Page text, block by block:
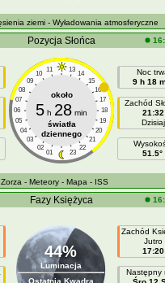
ziemi - Wyładowania atmosferyczne
Pozycja Słońca
11 13
10
14
09
15
08
16
07
17
06
18
05
19
04
20
03
21
02
22
01 23
około
5 h 28 min
światła
dziennego
Noc
9 h 18
Zachód
21:32
Dzisiaj
51.5°
- Meteory - Mapa - ISS
Fazy Księżyca
44%
Luminacja
Ostatnia Kwadra
Zachód
Jutro
17:20
Następny